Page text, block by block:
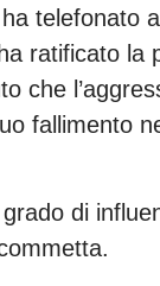
telefonato
ratificato la
che
fallimento
di